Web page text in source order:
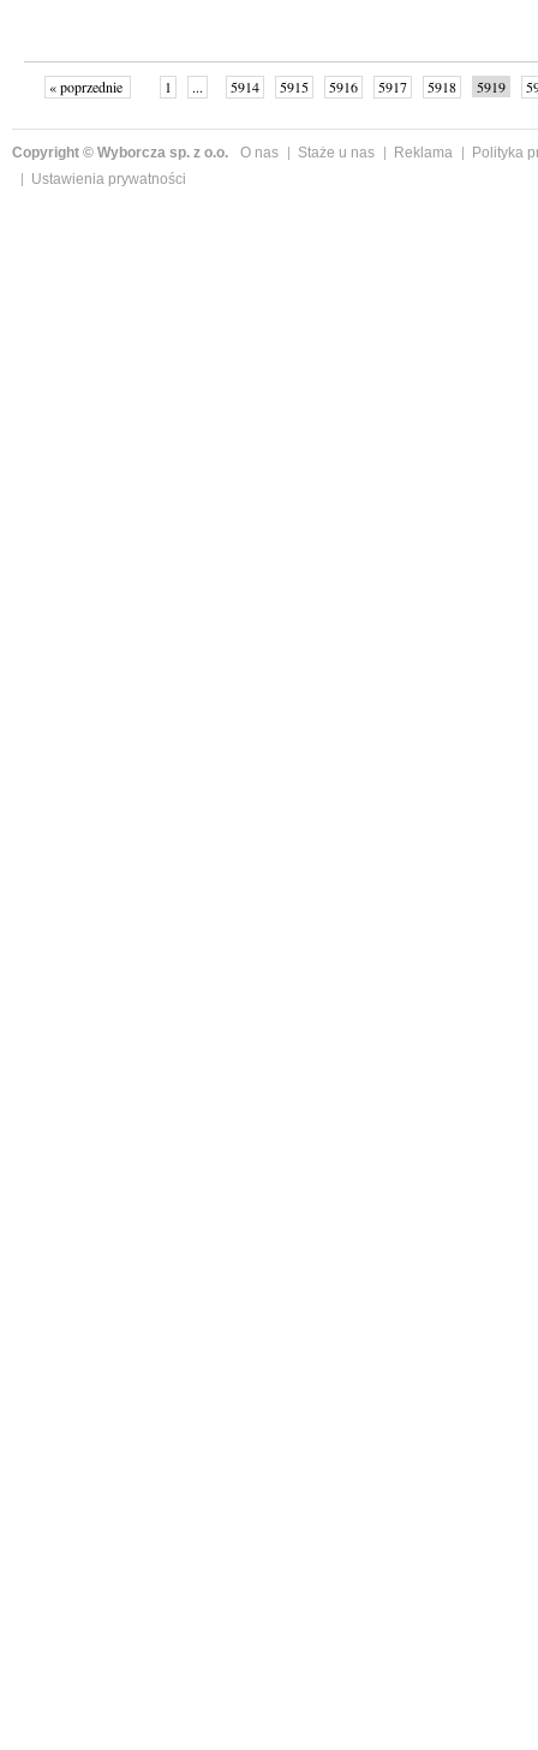
« poprzednie 1 ... 5914 5915 5916 5917 5918 5919
Copyright © Wyborcza sp. z o.o. O nas Staże u nas Reklama
Polityka
Ustawienia prywatności